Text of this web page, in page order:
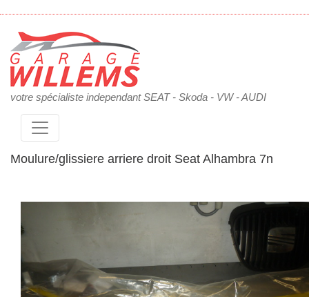
votre spécialiste independant SEAT - Skoda - VW - AUDI
Moulure/glissiere arriere droit Seat Alhambra 7n